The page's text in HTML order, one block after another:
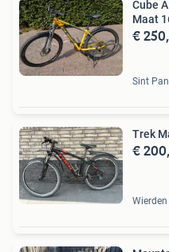
Cube
Maat
€
Sint
Trek
€
Wierden